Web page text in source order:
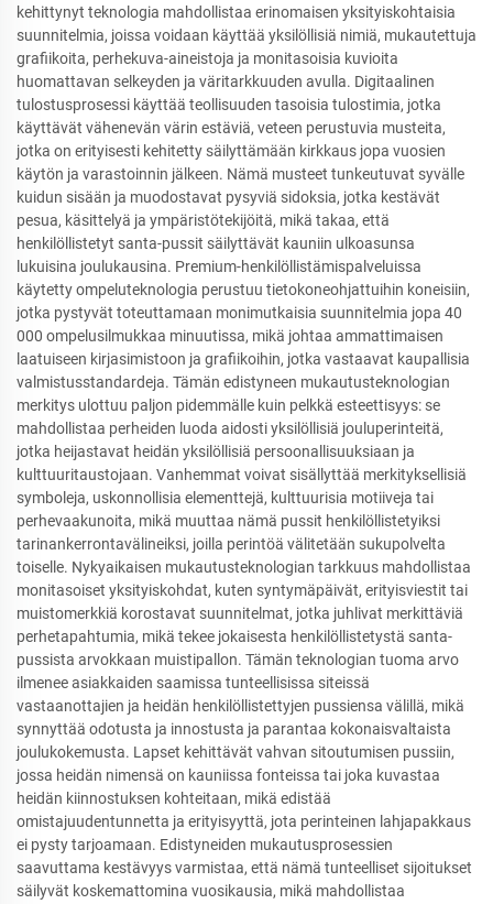
kehittynyt teknologia mahdollistaa erinomaisen yksityiskohtaisia
suunnitelmia, joissa voidaan käyttää yksilöllisiä nimiä, mukautettuja
grafiikoita, perhekuva-aineistoja ja monitasoisia kuvioita
huomattavan selkeyden ja väritarkkuuden avulla. Digitaalinen
tulostusprosessi käyttää teollisuuden tasoisia tulostimia, jotka
käyttävät vähenevän värin estäviä, veteen perustuvia musteita,
jotka on erityisesti kehitetty säilyttämään kirkkaus jopa vuosien
käytön ja varastoinnin jälkeen. Nämä musteet tunkeutuvat syvälle
kuidun sisään ja muodostavat pysyviä sidoksia, jotka kestävät
pesua, käsittelyä ja ympäristötekijöitä, mikä takaa, että
henkilöllistetyt santa-pussit säilyttävät kauniin ulkoasunsa
lukuisina joulukausina. Premium-henkilöllistämispalveluissa
käytetty ompeluteknologia perustuu tietokoneohjattuihin koneisiin,
jotka pystyvät toteuttamaan monimutkaisia suunnitelmia jopa 40
000 ompelusilmukkaa minuutissa, mikä johtaa ammattimaisen
laatuiseen kirjasimistoon ja grafiikoihin, jotka vastaavat kaupallisia
valmistusstandardeja. Tämän edistyneen mukautusteknologian
merkitys ulottuu paljon pidemmälle kuin pelkkä esteettisyys: se
mahdollistaa perheiden luoda aidosti yksilöllisiä jouluperinteitä,
jotka heijastavat heidän yksilöllisiä persoonallisuuksiaan ja
kulttuuritaustojaan. Vanhemmat voivat sisällyttää merkityksellisiä
symboleja, uskonnollisia elementtejä, kulttuurisia motiiveja tai
perhevaakunoita, mikä muuttaa nämä pussit henkilöllistetyiksi
tarinankerrontavälineiksi, joilla perintöä välitetään sukupolvelta
toiselle. Nykyaikaisen mukautusteknologian tarkkuus mahdollistaa
monitasoiset yksityiskohdat, kuten syntymäpäivät, erityisviestit tai
muistomerkkiä korostavat suunnitelmat, jotka juhlivat merkittäviä
perhetapahtumia, mikä tekee jokaisesta henkilöllistetystä santa-
pussista arvokkaan muistipallon. Tämän teknologian tuoma arvo
ilmenee asiakkaiden saamissa tunteellisissa siteissä
vastaanottajien ja heidän henkilöllistettyjen pussiensa välillä, mikä
synnyttää odotusta ja innostusta ja parantaa kokonaisvaltaista
joulukokemusta. Lapset kehittävät vahvan sitoutumisen pussiin,
jossa heidän nimensä on kauniissa fonteissa tai joka kuvastaa
heidän kiinnostuksen kohteitaan, mikä edistää
omistajuudentunnetta ja erityisyyttä, jota perinteinen lahjapakkaus
ei pysty tarjoamaan. Edistyneiden mukautusprosessien
saavuttama kestävyys varmistaa, että nämä tunteelliset sijoitukset
säilyvät koskemattomina vuosikausia, mikä mahdollistaa